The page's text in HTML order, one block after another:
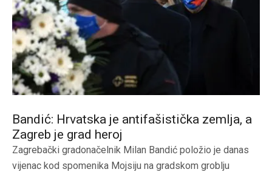
Bandić: Hrvatska je antifašistička zemlja, a
Zagreb je grad heroj
Zagrebački gradonačelnik Milan Bandić položio je danas
vijenac kod spomenika Mojsiju na gradskom groblju